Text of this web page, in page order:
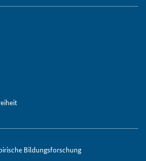
Bildungsforschung